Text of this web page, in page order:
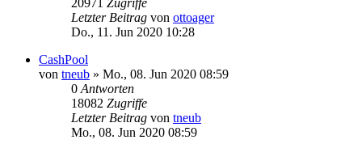
Letzter Beitrag von ottoager
Do., 11. Jun 2020 10:28
CashPool
von tneub » Mo., 08. Jun 2020 08:59
0 Antworten
18082 Zugriffe
Letzter Beitrag von tneub
Mo., 08. Jun 2020 08:59